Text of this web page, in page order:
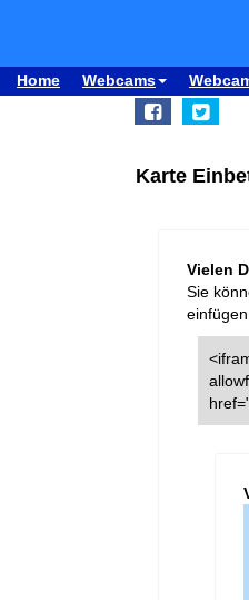
Home Webcams
Karte
Vielen
Sie